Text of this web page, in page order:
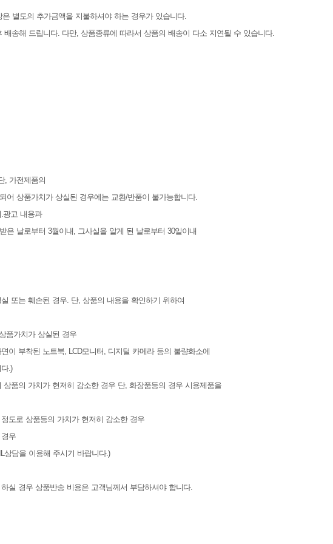
별도의 추가금액을 지불하셔야 하는 경우가 있습니다.
송해 드립니다. 다만, 상품종류에 따라서 상품의 배송이 다소 지연될 수 있습니다.
, 가전제품의
어 상품가치가 상실된 경우에는 교환/반품이 불가능합니다.
광고 내용과
은 날로부터 3월이내, 그사실을 알게 된 날로부터 30일이내
또는 훼손된 경우. 단, 상품의 내용을 확인하기 위하여
품가치가 상실된 경우
이 부착된 노트북, LCD모니터, 디지털 카메라 등의 불량화소에
.)
품의 가치가 현저히 감소한 경우 단, 화장품등의 경우 시용제품을
도로 상품등의 가치가 현저히 감소한 경우
우
상담을 이용해 주시기 바랍니다.)
실 경우 상품반송 비용은 고객님께서 부담하셔야 합니다.